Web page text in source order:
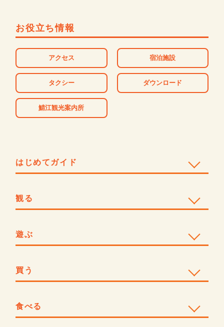
お役立ち情報
アクセス 宿泊施設
タクシー ダウンロード
鯖江観光案内所
はじめてガイド
観る
遊ぶ
買う
食べる